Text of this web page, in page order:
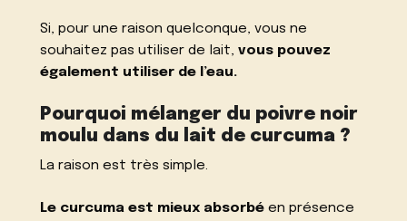
Si, pour une raison quelconque, vous ne
souhaitez pas utiliser de lait,vous pouvez
également utiliser de l’eau.
Pourquoi mélanger du poivre noir
moulu dans du lait de curcuma ?
La raison est très simple.
Le curcuma est mieux absorbé en présence